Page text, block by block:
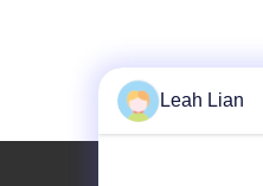
Leah Lian